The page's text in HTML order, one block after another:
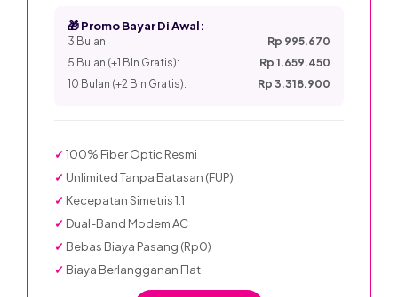
🎁 Promo Bayar Di Awal:
3 Bulan:
Rp 995.670
5 Bulan (+1 Bln Gratis):
Rp 1.659.450
10 Bulan (+2 Bln Gratis):
Rp 3.318.900
✓ 100% Fiber Optic Resmi
✓ Unlimited Tanpa Batasan (FUP)
✓ Kecepatan Simetris 1:1
✓ Dual-Band Modem AC
✓ Bebas Biaya Pasang (Rp0)
✓ Biaya Berlangganan Flat